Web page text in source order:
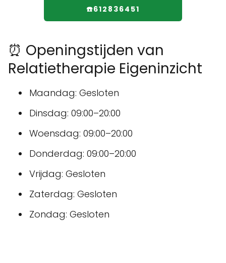
☎️612836451
⏰ Openingstijden van
Relatietherapie Eigeninzicht
Maandag: Gesloten
Dinsdag: 09:00–20:00
Woensdag: 09:00–20:00
Donderdag: 09:00–20:00
Vrijdag: Gesloten
Zaterdag: Gesloten
Zondag: Gesloten